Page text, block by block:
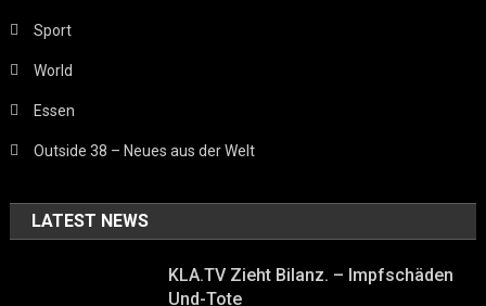
Sport
World
Essen
Outside 38 – Neues aus der Welt
LATEST NEWS
KLA.TV Zieht Bilanz. – Impfschäden
Und-Tote